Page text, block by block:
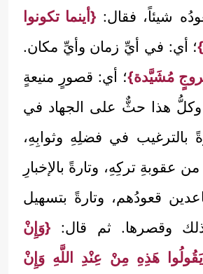
شيئاً، فقال: {أينما تكونوا
؛ أي: في أيِّ زمان وأيِّ مكان.
مُشَيَّدة}؛ أي: قصورٍ منيعةٍ
وكلُّ هذا حثٌّ على الجهاد في
بالترغيب في فضلِهِ وثوابِهِ،
عقوبةِ تركِهِ، وتارةً بالإخبارِ
قعودُهم، وتارةً بتسهيل
وقصرها. ثم قال: {وَإِنْ
هَذِهِ مِنْ عِنْدِ اللَّهِ وَإِنْ